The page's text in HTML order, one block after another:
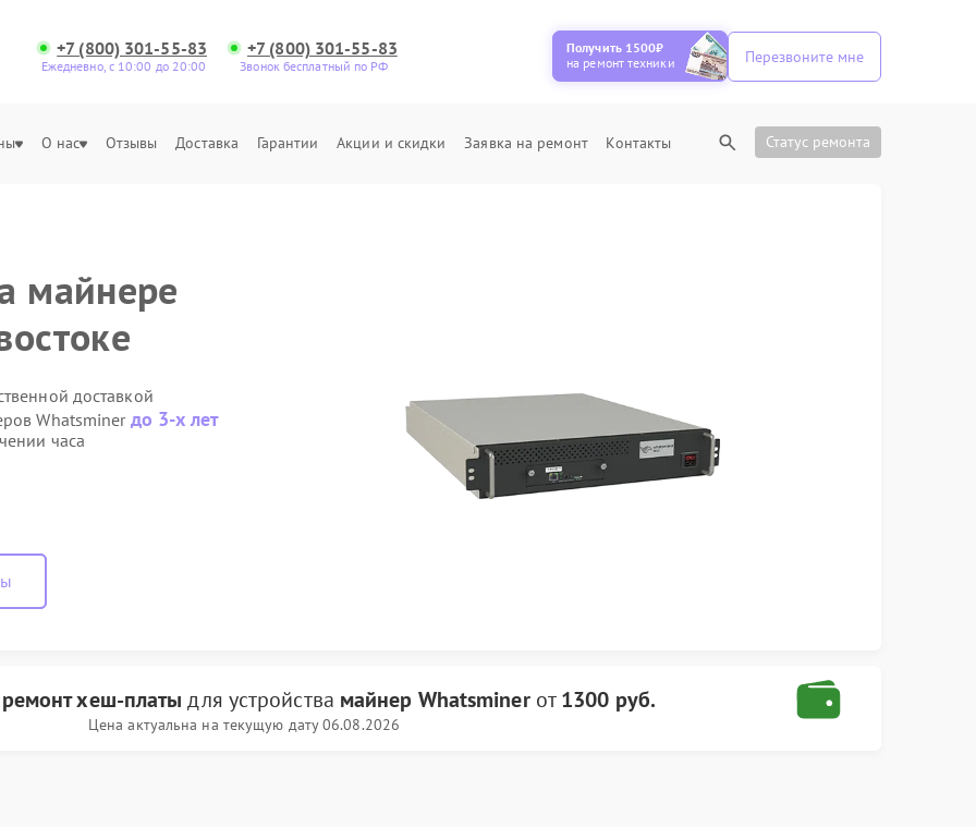
+7 (800) 301-55-83
Ежедневно, с 10:00 до 20:00
+7 (800) 301-55-83
Звонок бесплатный по РФ
Получить 1500₽
на ремонт техники
Перезвоните мне
О нас Отзывы Доставка Гарантии Акции и скидки Заявка на ремонт Контакты Статус ремонта
майнере
доставкой
Whatsminer до 3-х лет
часа
ремонт хеш-платы для устройства майнер Whatsminerот1300 руб.
Цена актуальна на текущую дату 06.08.2026